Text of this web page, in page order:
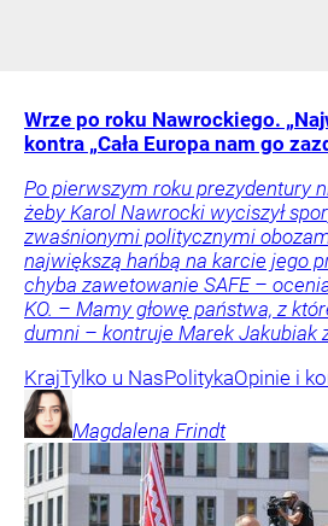
Wrze po roku Nawrockiego.
kontra „Cała Europa nam go
Po pierwszym roku prezydentury
żeby Karol Nawrocki wyciszył
zwaśnionymi politycznymi
największą hańbą na karcie jego
chyba zawetowanie SAFE –
KO. – Mamy głowę państwa, z
dumni – kontruje Marek Jakubiak
KrajTylko u NasPolitykaOpinie i
Magdalena Frindt